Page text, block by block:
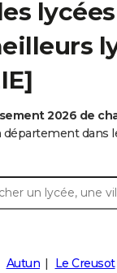
2026 de
dans
Autun Le Creusot